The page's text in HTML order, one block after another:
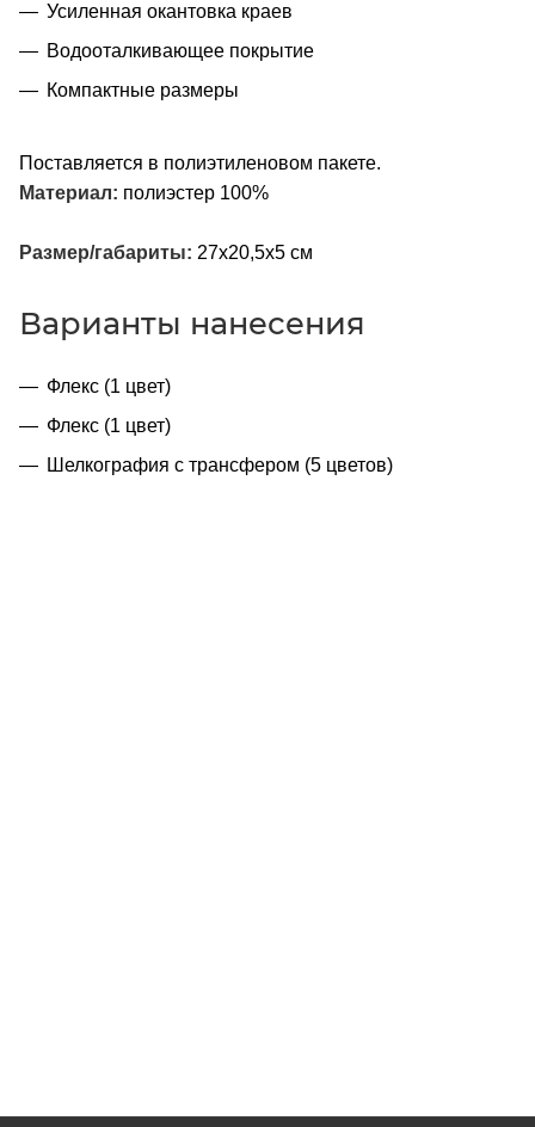
Усиленная окантовка краев
Водооталкивающее покрытие
Компактные размеры
Поставляется в полиэтиленовом пакете.
Материал: полиэстер 100%
Размер/габариты: 27х20,5х5 см
Варианты нанесения
Флекс (1 цвет)
Флекс (1 цвет)
Шелкография с трансфером (5 цветов)